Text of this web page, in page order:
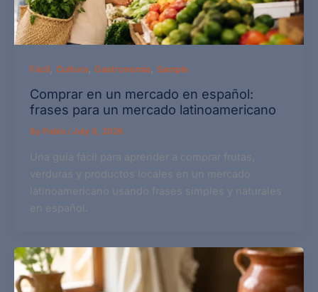
Fácil, Cultura, Gastronomía, Sample
Comprar en un mercado en español:
frases para un mercado latinoamericano
By Pablo / July 8, 2026
Una guía fácil para aprender a comprar frutas,
verduras y productos locales en un mercado
latinoamericano usando frases simples y naturales
en español.